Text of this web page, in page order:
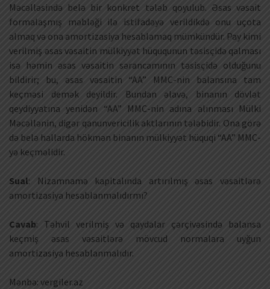
Məcəlləsində belə bir konkret tələb qoyulub. Əsas vəsait
formalaşmış məbləği ilə istifadəyə verildikdə onu uçota
almaq və ona amortizasiya hesablamaq mümkündür. Pay kimi
verilmiş əsas vəsaitin mülkiyyət hüququnun təsisçidə qalması
isə həmin əsas vəsaitin sərancamının təsisçidə olduğunu
bildirir; bu, əsas vəsaitin “AA” MMC-nin balansına tam
keçməsi demək deyildir. Bundan əlavə, binanın dövlət
qeydiyyatına yenidən “AA” MMC-nin adına alınması Mülki
Məcəllənin, digər qanunvericilik aktlarının tələbidir. Ona görə
də belə hallarda hökmən binanın mülkiyyət hüquqi “AA” MMC-
yə keçməlidir.
Sual: Nizamnamə kapitalında artırılmış əsas vəsaitlərə
amortizasiya hesablanmalıdırmı?
Cavab: Təhvil verilmiş və qaydalar çərçivəsində balansa
keçmiş əsas vəsaitlərə mövcud normalara uyğun
amortizasiya hesablanmalıdır.
Mənbə: vergiler.az